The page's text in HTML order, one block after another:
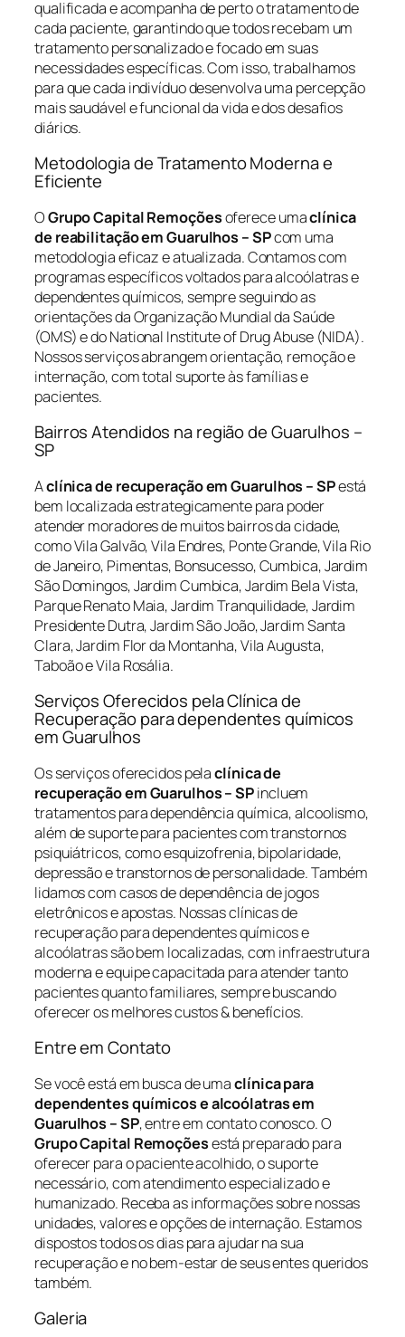
qualificada e acompanha de perto o tratamento de
cada paciente, garantindo que todos recebam um
tratamento personalizado e focado em suas
necessidades específicas. Com isso, trabalhamos
para que cada indivíduo desenvolva uma percepção
mais saudável e funcional da vida e dos desafios
diários.
Metodologia de Tratamento Moderna e
Eficiente
OGrupo Capital Remoçõesoferece umaclínica
de reabilitação em Guarulhos – SPcom uma
metodologia eficaz e atualizada. Contamos com
programas específicos voltados para alcoólatras e
dependentes químicos, sempre seguindo as
orientações da Organização Mundial da Saúde
(OMS) e do National Institute of Drug Abuse (NIDA).
Nossos serviços abrangem orientação, remoção e
internação, com total suporte às famílias e
pacientes.
Bairros Atendidos na região de Guarulhos –
SP
Aclínica de recuperação em Guarulhos – SPestá
bem localizada estrategicamente para poder
atender moradores de muitos bairros da cidade,
como Vila Galvão, Vila Endres, Ponte Grande, Vila Rio
de Janeiro, Pimentas, Bonsucesso, Cumbica, Jardim
São Domingos, Jardim Cumbica, Jardim Bela Vista,
Parque Renato Maia, Jardim Tranquilidade, Jardim
Presidente Dutra, Jardim São João, Jardim Santa
Clara, Jardim Flor da Montanha, Vila Augusta,
Taboão e Vila Rosália.
Serviços Oferecidos pela Clínica de
Recuperação para dependentes químicos
em Guarulhos
Os serviços oferecidos pelaclínica de
recuperação em Guarulhos – SPincluem
tratamentos para dependência química, alcoolismo,
além de suporte para pacientes com transtornos
psiquiátricos, como esquizofrenia, bipolaridade,
depressão e transtornos de personalidade. Também
lidamos com casos de dependência de jogos
eletrônicos e apostas. Nossas clínicas de
recuperação para dependentes químicos e
alcoólatras são bem localizadas, com infraestrutura
moderna e equipe capacitada para atender tanto
pacientes quanto familiares, sempre buscando
oferecer os melhores custos & benefícios.
Entre em Contato
Se você está em busca de umaclínica para
dependentes químicos e alcoólatras em
Guarulhos – SP, entre em contato conosco. O
Grupo Capital Remoçõesestá preparado para
oferecer para o paciente acolhido, o suporte
necessário, com atendimento especializado e
humanizado. Receba as informações sobre nossas
unidades, valores e opções de internação. Estamos
dispostos todos os dias para ajudar na sua
recuperação e no bem-estar de seus entes queridos
também.
Galeria